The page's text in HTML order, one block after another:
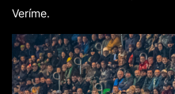
Veríme.